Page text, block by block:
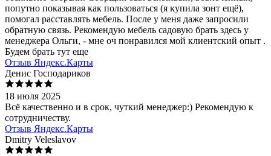
попутно показывая как пользоваться (я купила зонт ещё),
помогал расставлять мебель. После у меня даже запросили
обратную связь. Рекомендую мебель садовую брать здесь у
менеджера Ольги, - мне оч понравился мой клиентский опыт .
Будем брать тут еще
Отзыв Яндекс.Карты
Денис Господариков
18 июля 2025
Всё качественно и в срок, чуткий менеджер:) Рекомендую к
сотрудничеству.
Отзыв Яндекс.Карты
Dmitry Veleslavov